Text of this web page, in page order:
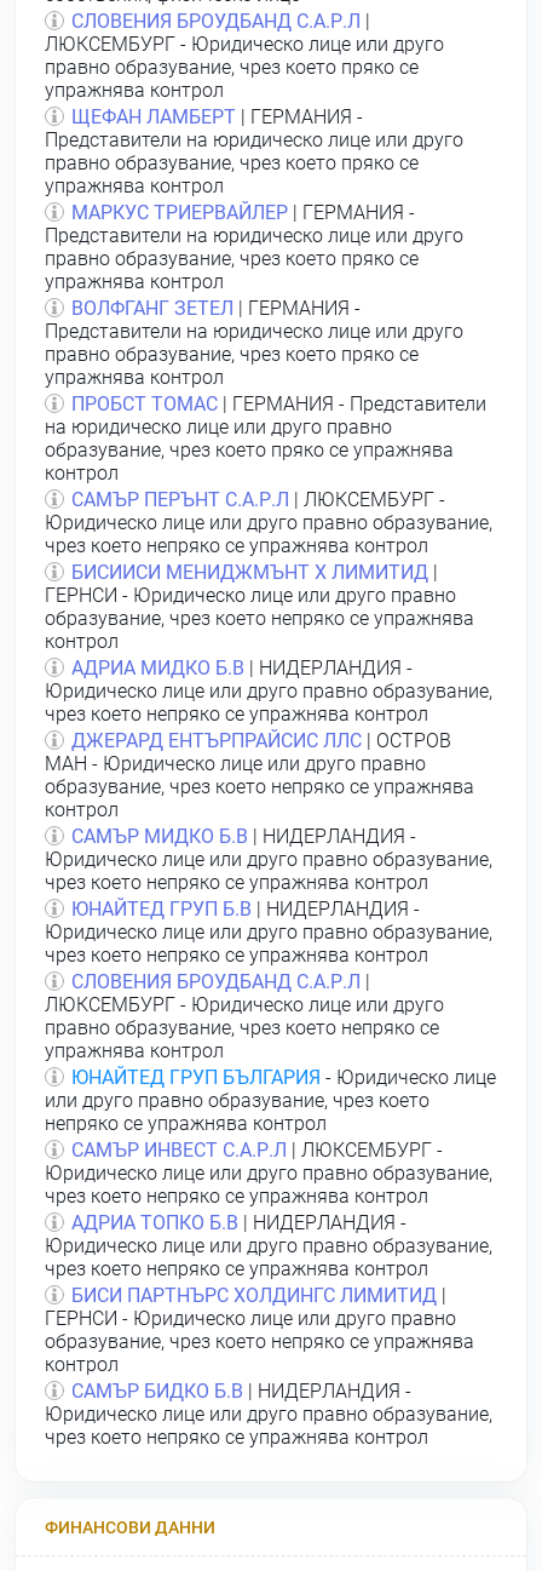
СЛОВЕНИЯ БРОУДБАНД С.А.Р.Л
ЛЮКСЕМБУРГ - Юридическо лице или друго
правно образувание, чрез което пряко се
упражнява контрол
ЩЕФАН ЛАМБЕРТ | ГЕРМАНИЯ -
Представители на юридическо лице или друго
правно образувание, чрез което пряко се
упражнява контрол
МАРКУС ТРИЕРВАЙЛЕР | ГЕРМАНИЯ -
Представители на юридическо лице или друго
правно образувание, чрез което пряко се
упражнява контрол
ВОЛФГАНГ ЗЕТЕЛ
| ГЕРМАНИЯ -
Представители на юридическо лице или друго
правно образувание, чрез което пряко се
упражнява контрол
ПРОБСТ ТОМАС | ГЕРМАНИЯ - Представители
на юридическо лице или друго правно
образувание, чрез което пряко се упражнява
контрол
САМЪР ПЕРЪНТ С.А.Р.Л
| ЛЮКСЕМБУРГ -
Юридическо лице или друго правно образувание,
чрез което непряко се упражнява контрол
БИСИИСИ МЕНИДЖМЪНТ Х ЛИМИТИД
ГЕРНСИ - Юридическо лице или друго правно
образувание, чрез което непряко се упражнява
контрол
АДРИА МИДКО Б.В | НИДЕРЛАНДИЯ -
Юридическо лице или друго правно образувание,
чрез което непряко се упражнява контрол
ДЖЕРАРД ЕНТЪРПРАЙСИС ЛЛС | ОСТРОВ
МАН - Юридическо лице или друго правно
образувание, чрез което непряко се упражнява
контрол
САМЪР МИДКО Б.В | НИДЕРЛАНДИЯ -
Юридическо лице или друго правно образувание,
чрез което непряко се упражнява контрол
ЮНАЙТЕД ГРУП Б.В | НИДЕРЛАНДИЯ -
Юридическо лице или друго правно образувание,
чрез което непряко се упражнява контрол
СЛОВЕНИЯ БРОУДБАНД С.А.Р.Л
ЛЮКСЕМБУРГ - Юридическо лице или друго
правно образувание, чрез което непряко се
упражнява контрол
ЮНАЙТЕД ГРУП БЪЛГАРИЯ - Юридическо лице
или друго правно образувание, чрез което
непряко се упражнява контрол
САМЪР ИНВЕСТ С.А.Р.Л
| ЛЮКСЕМБУРГ -
Юридическо лице или друго правно образувание,
чрез което непряко се упражнява контрол
АДРИА ТОПКО Б.В | НИДЕРЛАНДИЯ -
Юридическо лице или друго правно образувание,
чрез което непряко се упражнява контрол
БИСИ ПАРТНЪРС ХОЛДИНГС ЛИМИТИД
ГЕРНСИ - Юридическо лице или друго правно
образувание, чрез което непряко се упражнява
контрол
САМЪР БИДКО Б.В | НИДЕРЛАНДИЯ -
Юридическо лице или друго правно образувание,
чрез което непряко се упражнява контрол
ФИНАНСОВИ ДАННИ